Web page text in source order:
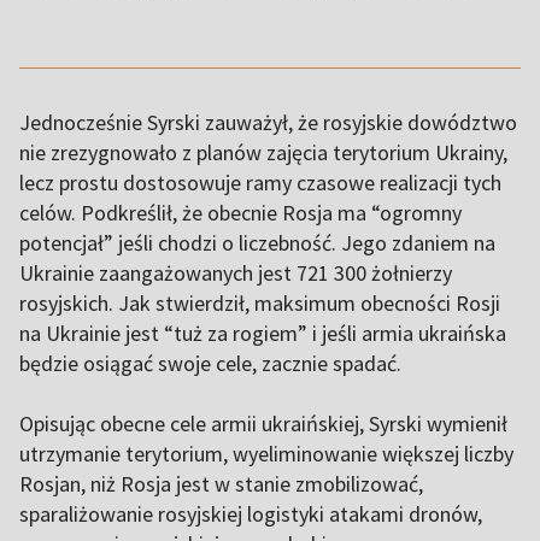
Jednocześnie Syrski zauważył, że rosyjskie dowództwo
nie zrezygnowało z planów zajęcia terytorium Ukrainy,
lecz prostu dostosowuje ramy czasowe realizacji tych
celów. Podkreślił, że obecnie Rosja ma “ogromny
potencjał” jeśli chodzi o liczebność. Jego zdaniem na
Ukrainie zaangażowanych jest 721 300 żołnierzy
rosyjskich. Jak stwierdził, maksimum obecności Rosji
na Ukrainie jest “tuż za rogiem” i jeśli armia ukraińska
będzie osiągać swoje cele, zacznie spadać.
Opisując obecne cele armii ukraińskiej, Syrski wymienił
utrzymanie terytorium, wyeliminowanie większej liczby
Rosjan, niż Rosja jest w stanie zmobilizować,
sparaliżowanie rosyjskiej logistyki atakami dronów,